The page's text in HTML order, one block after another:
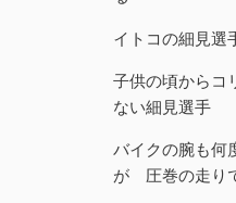
イトコの細見選
子供の頃からコ
ない細見選手
バイクの腕も何
が 圧巻の走り